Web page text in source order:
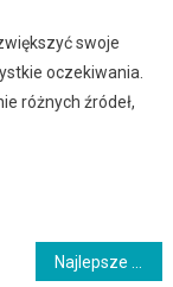
swoje
oczekiwania.
różnych źródeł,